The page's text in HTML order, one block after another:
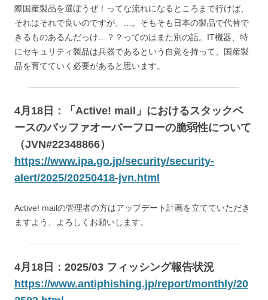
際国産製品を選ぼうぜ！ってな流れになるところまで行けば、
それはそれで良いのですが、…。そもそも日本の製品で代替で
きるものあるんだっけ…？？ってのはまた別の話。IT機器、特
にセキュリティ製品は兵器であるという自覚を持って、国産製
品を育てていく必要があると思います。
4月18日：「Active! mail」におけるスタックベ
ースのバッファオーバーフローの脆弱性について
（JVN#22348866）
https://www.ipa.go.jp/security/security-
alert/2025/20250418-jvn.html
Active! mailの管理者の方はアップデート計画を立てていただき
ますよう、よろしくお願いします。
4月18日：2025/03 フィッシング報告状況
https://www.antiphishing.jp/report/monthly/20